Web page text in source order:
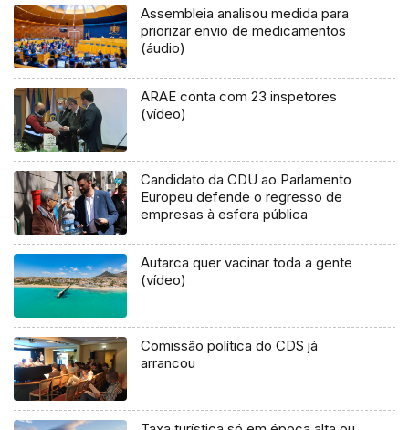
Assembleia analisou medida para
priorizar envio de medicamentos
(áudio)
ARAE conta com 23 inspetores
(vídeo)
Candidato da CDU ao Parlamento
Europeu defende o regresso de
empresas à esfera pública
Autarca quer vacinar toda a gente
(vídeo)
Comissão política do CDS já
arrancou